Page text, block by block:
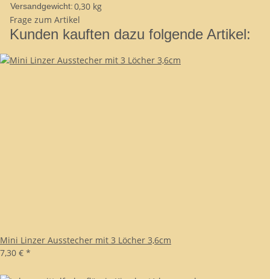
Versandgewicht:0,30 kg
Frage zum Artikel
Kunden kauften dazu folgende Artikel:
Mini Linzer Ausstecher mit 3 Löcher 3,6cm
7,30 € *